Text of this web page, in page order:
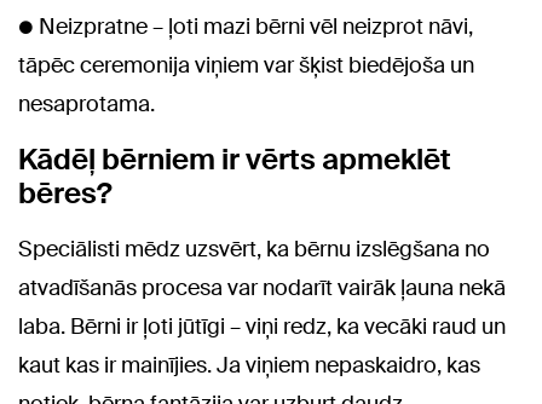
● Neizpratne – ļoti mazi bērni vēl neizprot nāvi,
tāpēc ceremonija viņiem var šķist biedējoša un
nesaprotama.
Kādēļ bērniem ir vērts apmeklēt
bēres?
Speciālisti mēdz uzsvērt, ka bērnu izslēgšana no
atvadīšanās procesa var nodarīt vairāk ļauna nekā
laba. Bērni ir ļoti jūtīgi – viņi redz, ka vecāki raud un
kaut kas ir mainījies. Ja viņiem nepaskaidro, kas